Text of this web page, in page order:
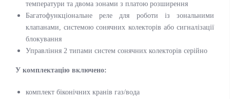
температури та двома зонами з платою розширення
Багатофункціональне реле для роботи із зональними
клапанами, системою сонячних колекторів або сигналізації
блокування
Управління 2 типами систем сонячних колекторів серійно
У комплектацію включено:
комплект біконічних кранів газ/вода